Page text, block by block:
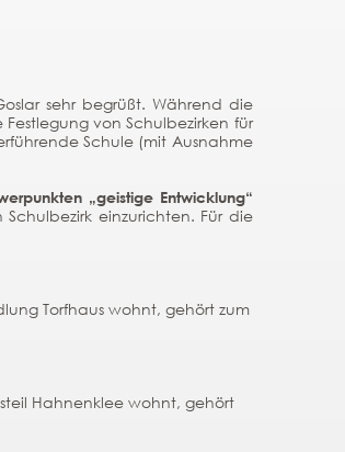
sehr begrüßt. Während die
von Schulbezirken für
Schule (mit Ausnahme
„geistige Entwicklung“
einzurichten. Für die
Torfhaus wohnt, gehört zum
Hahnenklee wohnt, gehört